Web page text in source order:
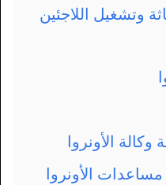
وتشغيل اللاجئين
الأونروا
الأونروا